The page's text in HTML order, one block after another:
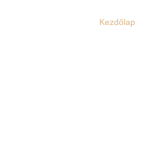
Kezdőlap